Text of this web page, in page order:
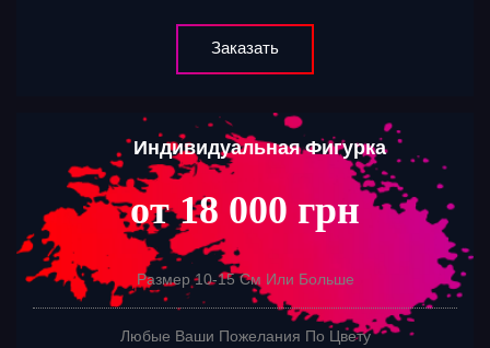
Заказать
Индивидуальная Фигурка
от 18 000 грн
Размер 10-15 См Или Больше
Любые Ваши Пожелания По Цвету